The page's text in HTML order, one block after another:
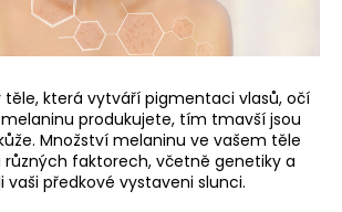
těle, která vytváří pigmentaci vlasů, očí
produkujete, tím tmavší jsou
Množství melaninu ve vašem těle
různých faktorech, včetně genetiky a
vaši předkové vystaveni slunci.
HLEDAT